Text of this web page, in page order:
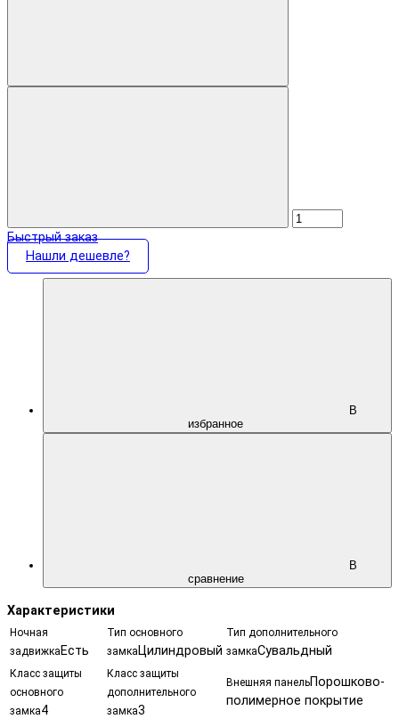
Быстрый заказ
Нашли дешевле?
В
избранное
В
сравнение
Характеристики
Ночная
задвижка Есть
Тип основного
замка Цилиндровый
Тип дополнительного
замкаСувальдный
Класс защиты
основного
замка4
Класс защиты
дополнительного
замка3
Внешняя панельПорошково-
полимерное покрытие